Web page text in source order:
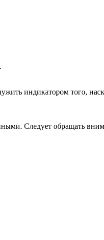
индикатором того,
Следует обращать